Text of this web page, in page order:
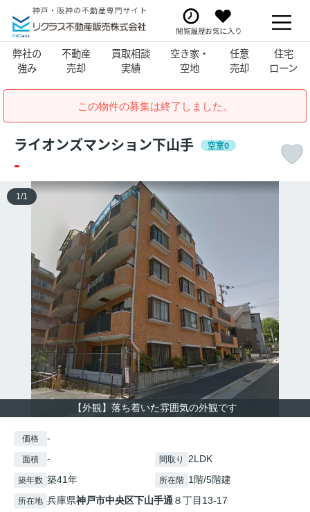
弊社の
強み
不動産
売却
買取相談
実績
空き家・
空地
任意
売却
住宅
ローン
この物件の募集は終了しました。
ライオンズマンション下山手 空室0
-
【外観】落ち着いた雰囲気の外観です
1/1
価格 -
面積 - 間取り 2LDK
築年数 築41年 所在階 1階/5階建
所在地 兵庫県神戸市中央区下山手通 ８丁目13-17